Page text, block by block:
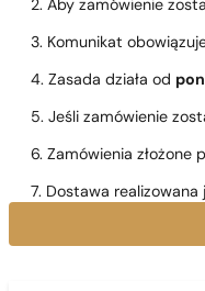
2. Aby zamówienie
3. Komunikat
4. Zasada działa od
5. Jeśli zamówienie
6. Zamówienia
7. Dostawa